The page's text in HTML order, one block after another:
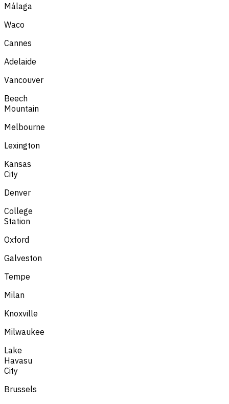
Málaga
Waco
Cannes
Adelaide
Vancouver
Beech
Mountain
Melbourne
Lexington
Kansas
City
Denver
College
Station
Oxford
Galveston
Tempe
Milan
Knoxville
Milwaukee
Lake
Havasu
City
Brussels